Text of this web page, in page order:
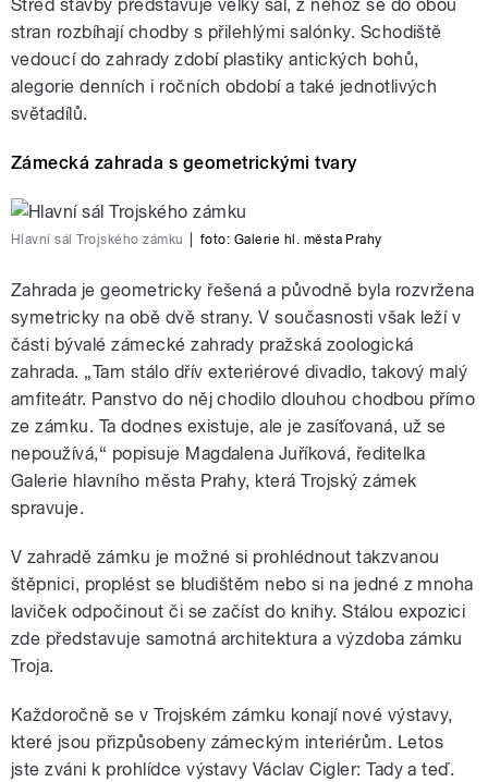
Střed stavby představuje velký sál, z něhož se do obou
stran rozbíhají chodby s přilehlými salónky. Schodiště
vedoucí do zahrady zdobí plastiky antických bohů,
alegorie denních i ročních období a také jednotlivých
světadílů.
Zámecká zahrada s geometrickými tvary
Hlavní sál Trojského zámku foto: Galerie hl. města Prahy
Zahrada je geometricky řešená a původně byla rozvržena
symetricky na obě dvě strany. V současnosti však leží v
části bývalé zámecké zahrady pražská zoologická
zahrada. „Tam stálo dřív exteriérové divadlo, takový malý
amfiteátr. Panstvo do něj chodilo dlouhou chodbou přímo
ze zámku. Ta dodnes existuje, ale je zasíťovaná, už se
nepoužívá,“ popisuje Magdalena Juříková, ředitelka
Galerie hlavního města Prahy, která Trojský zámek
spravuje.
V zahradě zámku je možné si prohlédnout takzvanou
štěpnici, proplést se bludištěm nebo si na jedné z mnoha
laviček odpočinout či se začíst do knihy. Stálou expozici
zde představuje samotná architektura a výzdoba zámku
Troja.
Každoročně se v Trojském zámku konají nové výstavy,
které jsou přizpůsobeny zámeckým interiérům. Letos
jste zváni k prohlídce výstavy Václav Cigler: Tady a teď.